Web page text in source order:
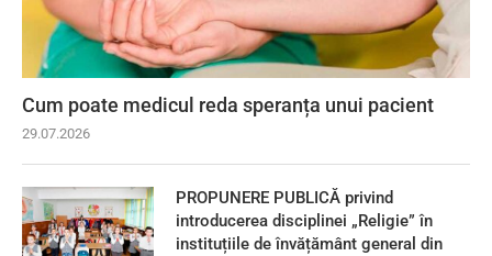
Cum poate medicul reda speranța unui pacient
29.07.2026
PROPUNERE PUBLICĂ privind
introducerea disciplinei „Religie” în
instituțiile de învățământ general din